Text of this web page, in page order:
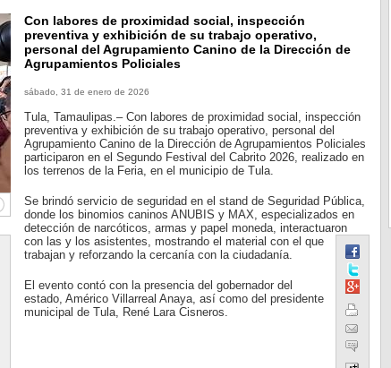
Con labores de proximidad social, inspección
preventiva y exhibición de su trabajo operativo,
personal del Agrupamiento Canino de la Dirección de
Agrupamientos Policiales
sábado, 31 de enero de 2026
Tula, Tamaulipas.– Con labores de proximidad social, inspección
preventiva y exhibición de su trabajo operativo, personal del
Agrupamiento Canino de la Dirección de Agrupamientos Policiales
participaron en el Segundo Festival del Cabrito 2026, realizado en
los terrenos de la Feria, en el municipio de Tula.
Se brindó servicio de seguridad en el stand de Seguridad Pública,
donde los binomios caninos ANUBIS y MAX, especializados en
detección de narcóticos, armas y papel moneda, interactuaron
con las y los asistentes, mostrando el material con el que
trabajan y reforzando la cercanía con la ciudadanía.
El evento contó con la presencia del gobernador del
estado, Américo Villarreal Anaya, así como del presidente
municipal de Tula, René Lara Cisneros.